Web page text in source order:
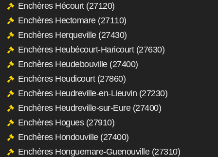
Enchères Hécourt (27120)
Enchères Hectomare (27110)
Enchères Herqueville (27430)
Enchères Heubécourt-Haricourt (27630)
Enchères Heudebouville (27400)
Enchères Heudicourt (27860)
Enchères Heudreville-en-Lieuvin (27230)
Enchères Heudreville-sur-Eure (27400)
Enchères Hogues (27910)
Enchères Hondouville (27400)
Enchères Honguemare-Guenouville (27310)